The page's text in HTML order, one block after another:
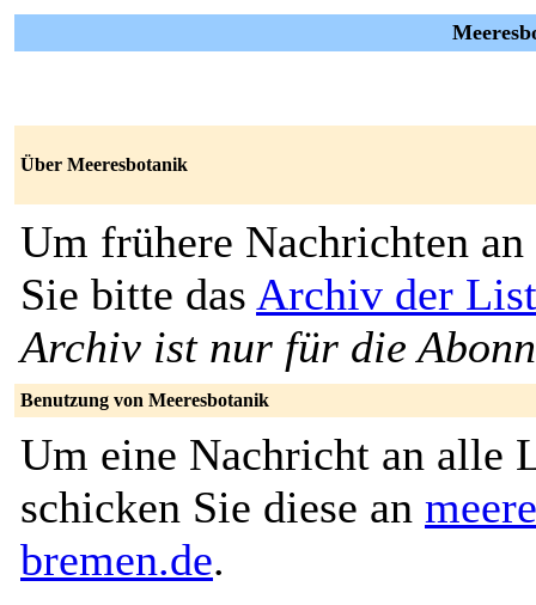
Über Meeresbotanik
Um frühere Nachrichten an
Sie bitte das Archiv der
Archiv ist nur für die
Benutzung von Meeresbotanik
Um eine Nachricht an alle
schicken Sie diese an
bremen.de.